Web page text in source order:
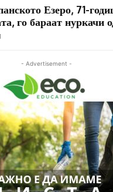
Езеро, 71-
го бараат нуркачи
- Advertisement -